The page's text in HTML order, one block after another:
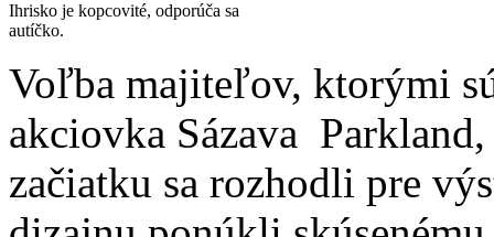
Ihrisko je kopcovité, odporúča sa
autíčko.
Voľba majiteľov, ktorými
akciovka Sázava
začiatku sa rozhodli pre